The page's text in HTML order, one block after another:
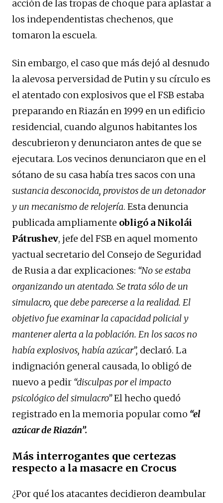
acción de las tropas de choque para aplastar a
los independentistas chechenos, que
tomaron la escuela.
Sin embargo, el caso que más dejó al desnudo
la alevosa perversidad de Putin y su círculo es
el atentado con explosivos que el FSB estaba
preparando en Riazán en 1999 en un edificio
residencial, cuando algunos habitantes los
descubrieron y denunciaron antes de que se
ejecutara. Los vecinos denunciaron que en el
sótano de su casa había tres sacos con una
sustancia desconocida, provistos de un detonador
y un mecanismo de relojería. Esta denuncia
publicada ampliamente obligó a Nikolái
Pátrushev, jefe del FSB en aquel momento
yactual secretario del Consejo de Seguridad
de Rusia a dar explicaciones: “No se estaba
organizando un atentado. Se trata sólo de un
simulacro, que debe parecerse a la realidad. El
objetivo fue examinar la capacidad policial y
mantener alerta a la población. En los sacos no
había explosivos, había azúcar”, declaró. La
indignación general causada, lo obligó de
nuevo a pedir “disculpas por el impacto
psicológico del simulacro”El hecho quedó
registrado en la memoria popular como “el
azúcar de Riazán”.
Más interrogantes que certezas
respecto a la masacre en Crocus
¿Por qué los atacantes decidieron deambular